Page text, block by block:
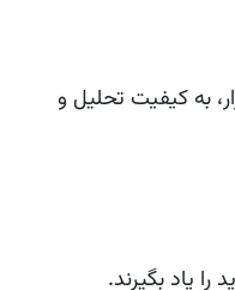
به کیفیت تحلیل و
را یاد بگیرند.